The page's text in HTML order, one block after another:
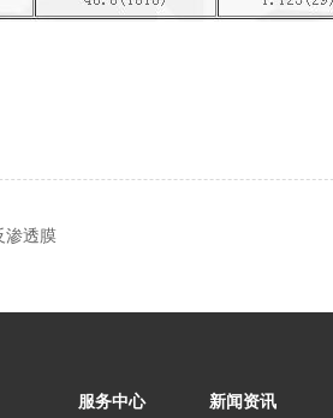
渗透膜
服务中心 新闻资讯